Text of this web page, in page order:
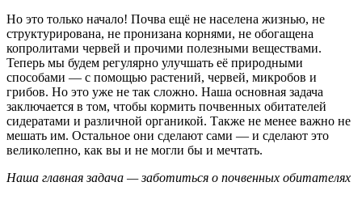
Но это только начало! Почва ещё не населена жизнью, не
структурирована, не пронизана корнями, не обогащена
копролитами червей и прочими полезными веществами.
Теперь мы будем регулярно улучшать её природными
способами — с помощью растений, червей, микробов и
грибов. Но это уже не так сложно. Наша основная задача
заключается в том, чтобы кормить почвенных обитателей
сидератами и различной органикой. Также не менее важно не
мешать им. Остальное они сделают сами — и сделают это
великолепно, как вы и не могли бы и мечтать.
Наша главная задача — заботиться о почвенных обитателях